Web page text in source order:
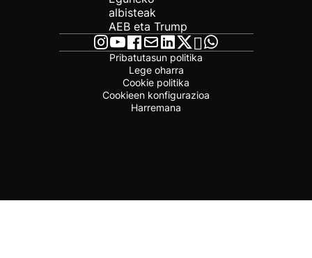
albisteak
AEB eta Trump
Pribatutasun politika
Lege oharra
Cookie politika
Cookieen konfigurazioa
Harremana